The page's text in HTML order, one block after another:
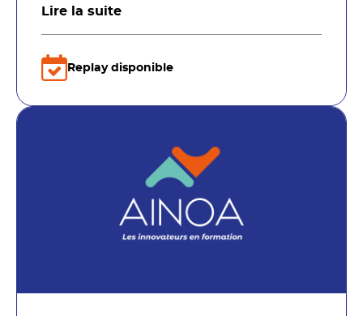
Lire la suite
Replay disponible